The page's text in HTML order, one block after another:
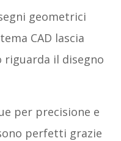
geometrici
CAD lascia
il disegno
per precisione e
perfetti grazie